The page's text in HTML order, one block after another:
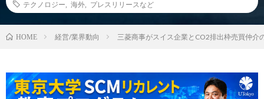
テクノロジー
海外 プレスリリースなど
HOME 経営/業界動向 三菱商事がスイス企業とCO2排出枠売買仲介